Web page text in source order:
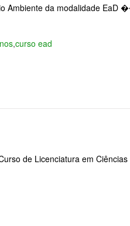
Ambiente da modalidade EaD
,curso ead
de Licenciatura em